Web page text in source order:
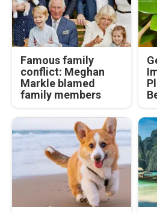
Famous family
conflict: Meghan
Markle blamed
family members